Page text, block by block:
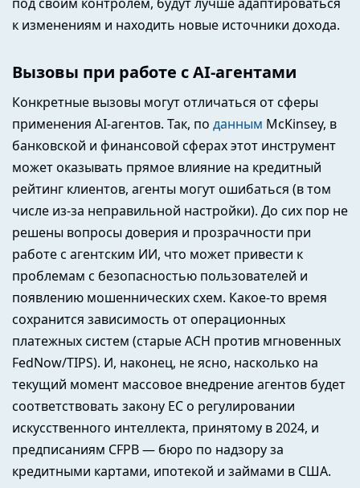
к изменениям и находить новые источники дохода.
Вызовы при работе с AI-агентами
Конкретные вызовы могут отличаться от сферы
применения AI-агентов. Так, по данным McKinsey, в
банковской и финансовой сферах этот инструмент
может оказывать прямое влияние на кредитный
рейтинг клиентов, агенты могут ошибаться (в том
числе из-за неправильной настройки). До сих пор не
решены вопросы доверия и прозрачности при
работе с агентским ИИ, что может привести к
проблемам с безопасностью пользователей и
появлению мошеннических схем. Какое-то время
сохранится зависимость от операционных
платежных систем (старые ACH против мгновенных
FedNow/TIPS). И, наконец, не ясно, насколько на
текущий момент массовое внедрение агентов будет
соответствовать закону ЕС о регулировании
искусственного интеллекта, принятому в 2024, и
предписаниям CFPB — бюро по надзору за
кредитными картами, ипотекой и займами в США.